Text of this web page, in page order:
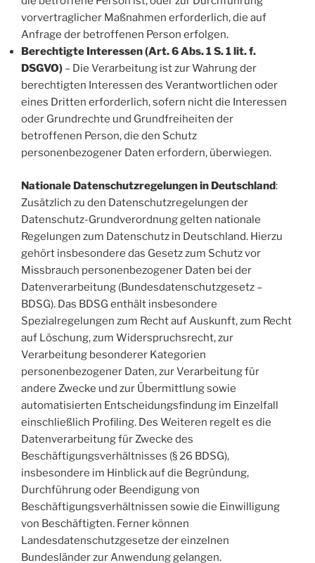
vorvertraglicher Maßnahmen erforderlich, die auf
Anfrage der betroffenen Person erfolgen.
Berechtigte Interessen (Art. 6 Abs. 1 S. 1 lit. f.
DSGVO) – Die Verarbeitung ist zur Wahrung der
berechtigten Interessen des Verantwortlichen oder
eines Dritten erforderlich, sofern nicht die Interessen
oder Grundrechte und Grundfreiheiten der
betroffenen Person, die den Schutz
personenbezogener Daten erfordern, überwiegen.
Nationale Datenschutzregelungen in Deutschland:
Zusätzlich zu den Datenschutzregelungen der
Datenschutz-Grundverordnung gelten nationale
Regelungen zum Datenschutz in Deutschland. Hierzu
gehört insbesondere das Gesetz zum Schutz vor
Missbrauch personenbezogener Daten bei der
Datenverarbeitung (Bundesdatenschutzgesetz –
BDSG). Das BDSG enthält insbesondere
Spezialregelungen zum Recht auf Auskunft, zum Recht
auf Löschung, zum Widerspruchsrecht, zur
Verarbeitung besonderer Kategorien
personenbezogener Daten, zur Verarbeitung für
andere Zwecke und zur Übermittlung sowie
automatisierten Entscheidungsfindung im Einzelfall
einschließlich Profiling. Des Weiteren regelt es die
Datenverarbeitung für Zwecke des
Beschäftigungsverhältnisses (§ 26 BDSG),
insbesondere im Hinblick auf die Begründung,
Durchführung oder Beendigung von
Beschäftigungsverhältnissen sowie die Einwilligung
von Beschäftigten. Ferner können
Landesdatenschutzgesetze der einzelnen
Bundesländer zur Anwendung gelangen.